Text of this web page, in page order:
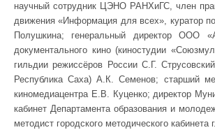
научный сотрудник ЦЭНО РАНХиГС, член
движения «Информация для всех»,
Полушкина; генеральный директор ООО
документального кино (киностудии
гильдии режиссёров России С.Г.
Республика Саха) А.К. Семенов; старший
киномедиацентра Е.В. Куценко; директор
кабинет Департамента образования и
методист городского методического